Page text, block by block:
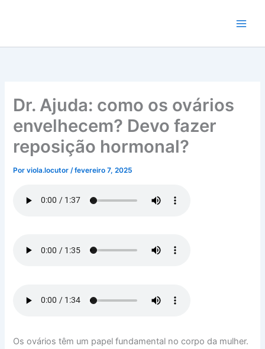
conteúdo
Dr. Ajuda: como os ovários
envelhecem? Devo fazer
reposição hormonal?
Porviola.locutor/fevereiro 7, 2025
Os ovários têm um papel fundamental no corpo da mulher.